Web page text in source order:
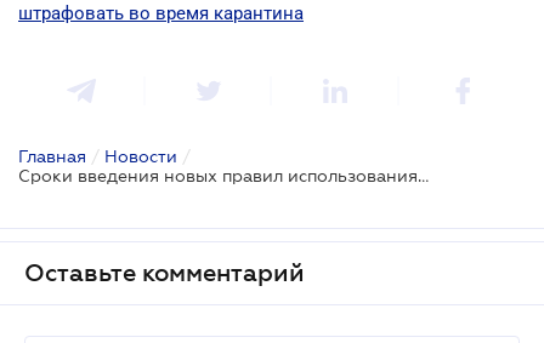
штрафовать во время карантина
Главная / Новости /
Сроки введения новых правил использования РРО перенесены из-за карантина
Оставьте комментарий